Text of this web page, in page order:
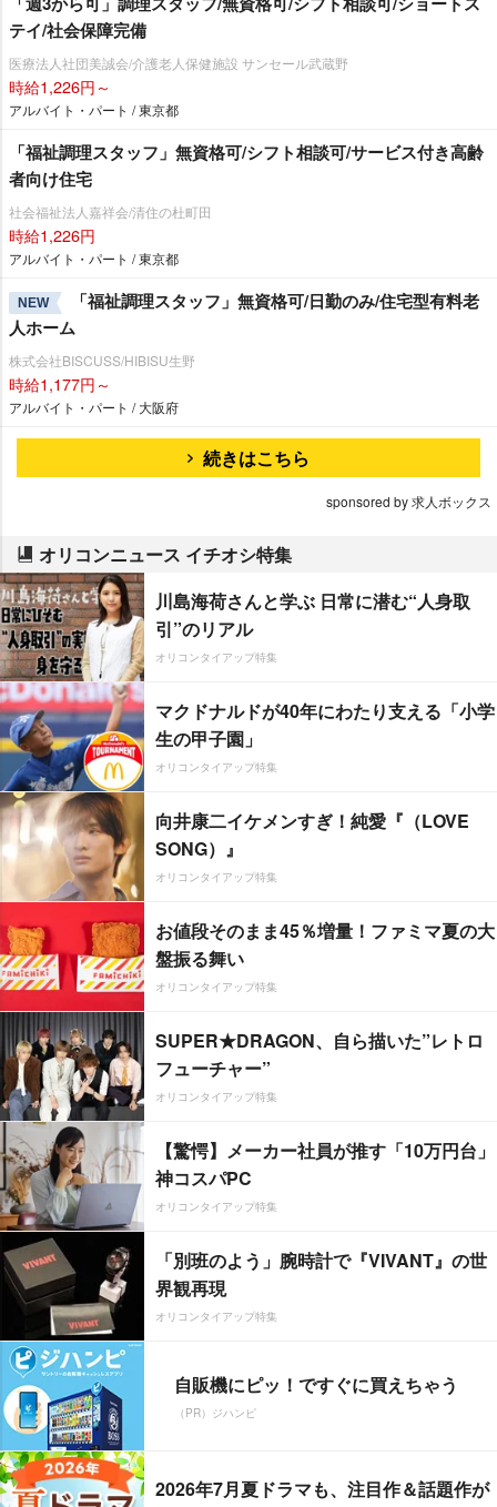
テイ/社会保障完備
医療法人社団美誠会/介護老人保健施設 サンセール武蔵野
時給1,226円～
アルバイト・パート / 東京都
「福祉調理スタッフ」無資格可/シフト相談可/サービス付き高齢
者向け住宅
社会福祉法人嘉祥会/清住の杜町田
時給1,226円
アルバイト・パート / 東京都
NEW
「福祉調理スタッフ」無資格可/日勤のみ/住宅型有料老
人ホーム
株式会社BISCUSS/HIBISU生野
時給1,177円～
アルバイト・パート / 大阪府
続きはこちら
sponsored by 求人ボックス
オリコンニュース イチオシ特集
川島海荷さんと学ぶ 日常に潜む“人身取
引”のリアル
オリコンタイアップ特集
マクドナルドが40年にわたり支える「小学
生の甲子園」
オリコンタイアップ特集
向井康二イケメンすぎ！純愛『（LOVE
SONG）』
オリコンタイアップ特集
お値段そのまま45％増量！ファミマ夏の大
盤振る舞い
オリコンタイアップ特集
SUPER★DRAGON、自ら描いた”レトロ
フューチャー”
オリコンタイアップ特集
【驚愕】メーカー社員が推す「10万円台」
神コスパPC
オリコンタイアップ特集
「別班のよう」腕時計で『VIVANT』の世
界観再現
オリコンタイアップ特集
自販機にピッ！ですぐに買えちゃう
（PR）ジハンピ
2026年7月夏ドラマも、注目作＆話題作が